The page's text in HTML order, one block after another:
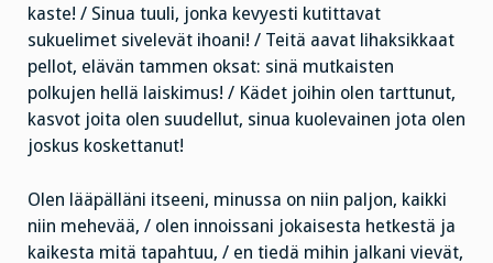
kaste! / Sinua tuuli, jonka kevyesti kutittavat
sukuelimet sivelevät ihoani! / Teitä aavat lihaksikkaat
pellot, elävän tammen oksat: sinä mutkaisten
polkujen hellä laiskimus! / Kädet joihin olen tarttunut,
kasvot joita olen suudellut, sinua kuolevainen jota olen
joskus koskettanut!
Olen lääpälläni itseeni, minussa on niin paljon, kaikki
niin mehevää, / olen innoissani jokaisesta hetkestä ja
kaikesta mitä tapahtuu, / en tiedä mihin jalkani vievät,